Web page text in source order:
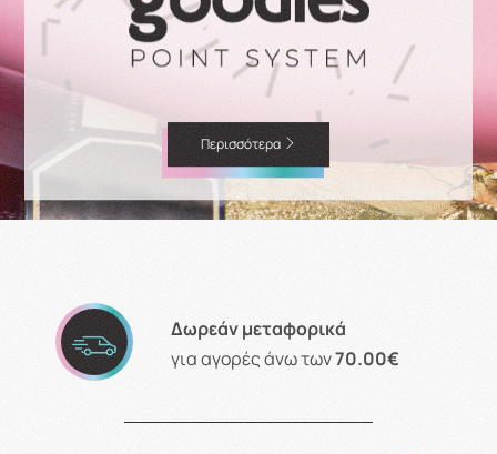
Περισσότερα
Δωρεάν μεταφορικά
για αγορές άνω των70.00€